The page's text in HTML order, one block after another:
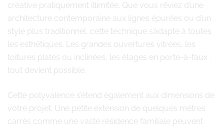
créative pratiquement illimitée. Que vous rêviez d’une
architecture contemporaine aux lignes épurées ou d’un
style plus traditionnel, cette technique s’adapte à toutes
les esthétiques. Les grandes ouvertures vitrées, les
toitures plates ou inclinées, les étages en porte-à-faux :
tout devient possible.
Cette polyvalence s’étend également aux dimensions de
votre projet. Une petite extension de quelques mètres
carrés comme une vaste résidence familiale peuvent